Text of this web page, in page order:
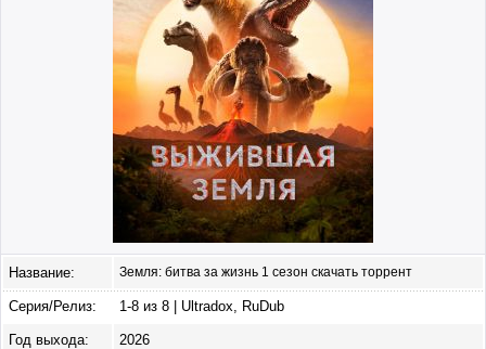
Название: Земля: битва за жизнь 1 сезон скачать торрент
Серия/Релиз: 1-8 из 8 | Ultradox, RuDub
Год выхода: 2026